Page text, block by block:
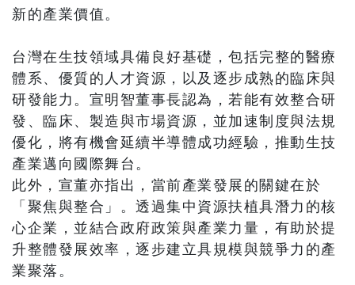
新的產業價值。
台灣在生技領域具備良好基礎，包括完整的醫療
體系、優質的人才資源，以及逐步成熟的臨床與
研發能力。宣明智董事長認為，若能有效整合研
發、臨床、製造與市場資源，並加速制度與法規
優化，將有機會延續半導體成功經驗，推動生技
產業邁向國際舞台。
此外，宣董亦指出，當前產業發展的關鍵在於
「聚焦與整合」。透過集中資源扶植具潛力的核
心企業，並結合政府政策與產業力量，有助於提
升整體發展效率，逐步建立具規模與競爭力的產
業聚落。